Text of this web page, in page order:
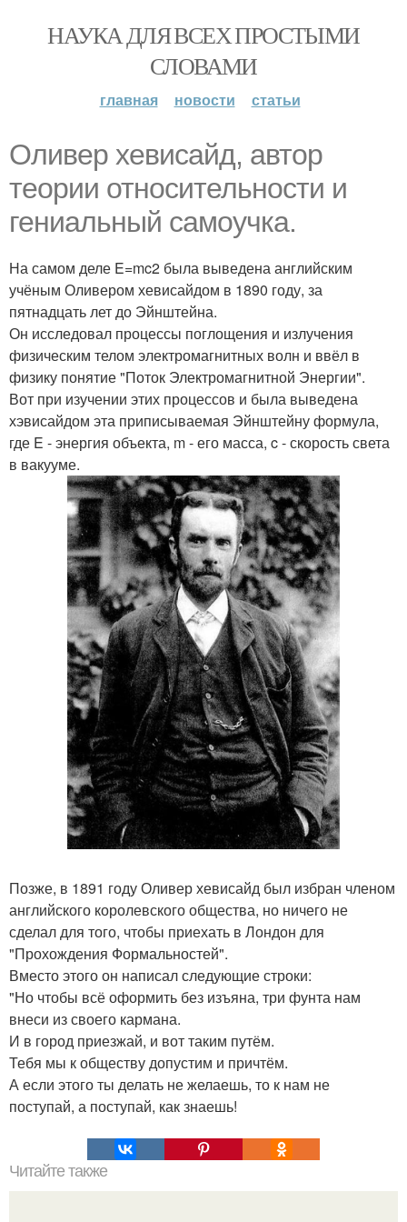
НАУКА ДЛЯ ВСЕХ ПРОСТЫМИ
СЛОВАМИ
главная новости статьи
Оливер хевисайд, автор
теории относительности и
гениальный самоучка.
На самом деле E=mc2 была выведена английским
учёным Оливером хевисайдом в 1890 году, за
пятнадцать лет до Эйнштейна.
Он исследовал процессы поглощения и излучения
физическим телом электромагнитных волн и ввёл в
физику понятие "Поток Электромагнитной Энергии".
Вот при изучении этих процессов и была выведена
хэвисайдом эта приписываемая Эйнштейну формула,
где E - энергия объекта, m - его масса, c - скорость света
в вакууме.
Позже, в 1891 году Оливер хевисайд был избран членом
английского королевского общества, но ничего не
сделал для того, чтобы приехать в Лондон для
"Прохождения Формальностей".
Вместо этого он написал следующие строки:
"Но чтобы всё оформить без изъяна, три фунта нам
внеси из своего кармана.
И в город приезжай, и вот таким путём.
Тебя мы к обществу допустим и причтём.
А если этого ты делать не желаешь, то к нам не
поступай, а поступай, как знаешь!
Читайте также